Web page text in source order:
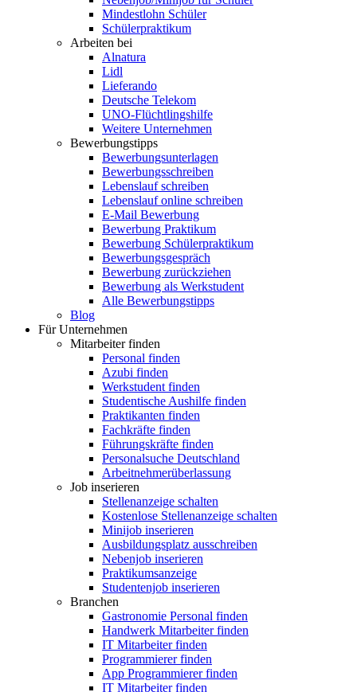
Mindestlohn Schüler
Schülerpraktikum
Arbeiten bei
Alnatura
Lidl
Lieferando
Deutsche Telekom
UNO-Flüchtlingshilfe
Weitere Unternehmen
Bewerbungstipps
Bewerbungsunterlagen
Bewerbungsschreiben
Lebenslauf schreiben
Lebenslauf online schreiben
E-Mail Bewerbung
Bewerbung Praktikum
Bewerbung Schülerpraktikum
Bewerbungsgespräch
Bewerbung zurückziehen
Bewerbung als Werkstudent
Alle Bewerbungstipps
Blog
Für Unternehmen
Mitarbeiter finden
Personal finden
Azubi finden
Werkstudent finden
Studentische Aushilfe finden
Praktikanten finden
Fachkräfte finden
Führungskräfte finden
Personalsuche Deutschland
Arbeitnehmerüberlassung
Job inserieren
Stellenanzeige schalten
Kostenlose Stellenanzeige schalten
Minijob inserieren
Ausbildungsplatz ausschreiben
Nebenjob inserieren
Praktikumsanzeige
Studentenjob inserieren
Branchen
Gastronomie Personal finden
Handwerk Mitarbeiter finden
IT Mitarbeiter finden
Programmierer finden
App Programmierer finden
IT Mitarbeiter finden